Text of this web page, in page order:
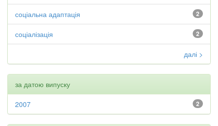
2
соціальна адаптація
2
соціалізація
далі >
за датою випуску
2
2007